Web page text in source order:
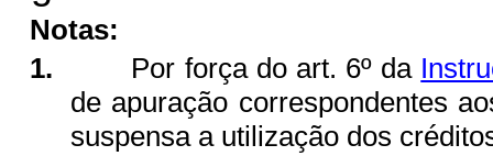
Notas:
1.
Por força do art. 6º da
de apuração correspondentes
suspensa a utilização dos